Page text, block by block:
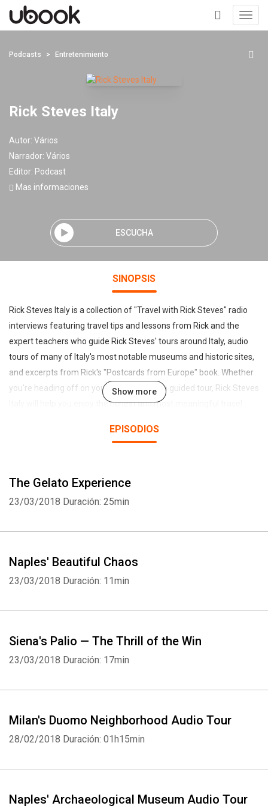
+
Podcasts Entretenimiento
Rick Steves Italy
Autor: Vários
Narrador: Vários
Editor: Podcast
Mas informaciones
ESCUCHA
SINOPSIS
Rick Steves Italy is a collection of "Travel with Rick Steves" radio
interviews featuring travel tips and lessons from Rick and the
expert teachers who guide Rick Steves' tours around Italy, audio
tours of many of Italy's most notable museums and historic sites,
and excerpts from Rick's "Postcards from Europe" book. Whether
you're heading off on your own or taking a guided tour, Rick Steves
Italy will help you enjoy the richest and most meaningful travel
Steves Italy guidebook. All rights reserved. You'll also find a wide
Show more
EPISODIOS
The Gelato Experience
23/03/2018 Duración: 25min
Naples' Beautiful Chaos
23/03/2018 Duración: 11min
Siena's Palio — The Thrill of the Win
23/03/2018 Duración: 17min
Milan's Duomo Neighborhood Audio Tour
28/02/2018 Duración: 01h15min
Naples' Archaeological Museum Audio Tour